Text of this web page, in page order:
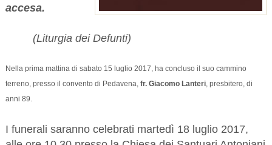
accesa.
(Liturgia dei Defunti)
Nella prima mattina di sabato 15 luglio 2017, ha concluso il suo cammino
terreno, presso il convento di Pedavena, fr. Giacomo Lanteri, presbitero, di
anni 89.
I funerali saranno celebrati martedì 18 luglio 2017,